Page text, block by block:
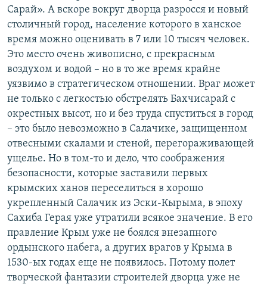
Сарай». А вскоре вокруг дворца разросся и новый
столичный город, население которого в ханское
время можно оценивать в 7 или 10 тысяч человек.
Это место очень живописно, с прекрасным
воздухом и водой – но в то же время крайне
уязвимо в стратегическом отношении. Враг может
не только с легкостью обстрелять Бахчисарай с
окрестных высот, но и без труда спуститься в город
– это было невозможно в Салачике, защищенном
отвесными скалами и стеной, перегораживающей
ущелье. Но в том-то и дело, что соображения
безопасности, которые заставили первых
крымских ханов переселиться в хорошо
укрепленный Салачик из Эски-Кырыма, в эпоху
Сахиба Герая уже утратили всякое значение. В его
правление Крым уже не боялся внезапного
ордынского набега, а других врагов у Крыма в
1530-ых годах еще не появилось. Потому полет
творческой фантазии строителей дворца уже не